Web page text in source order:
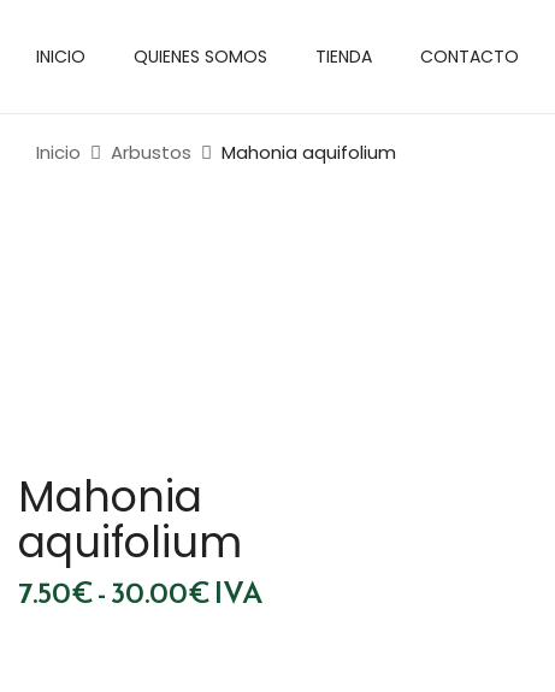
INICIO QUIENES SOMOS TIENDA CONTACTO
Inicio Arbustos Mahonia aquifolium
Mahonia
aquifolium
7.50€-30.00€Rango
de
IVA